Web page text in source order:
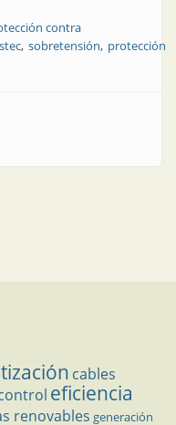
contra
sobretensión protección
aplicada a DPS: cómo
cables
eficiencia
renovables generación